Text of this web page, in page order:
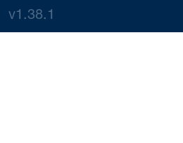
v1.38.1